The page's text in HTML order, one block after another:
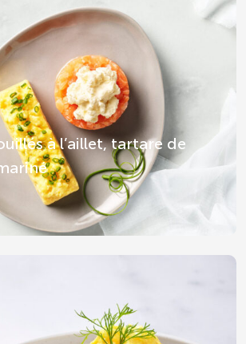
à l’aillet, tartare de